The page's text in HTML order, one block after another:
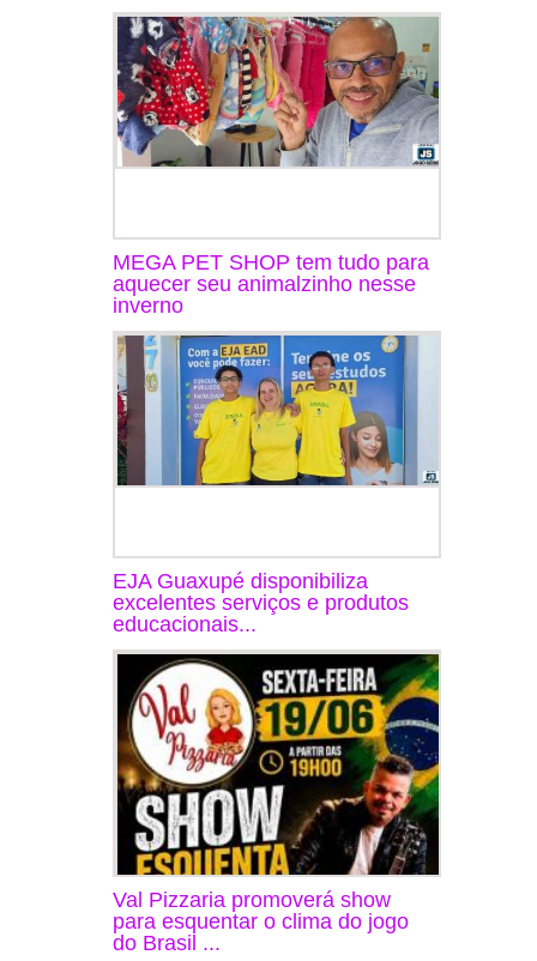
MEGA PET SHOP tem tudo para
aquecer seu animalzinho nesse
inverno
EJA Guaxupé disponibiliza
excelentes serviços e produtos
educacionais...
Val Pizzaria promoverá show
para esquentar o clima do jogo
do Brasil ...